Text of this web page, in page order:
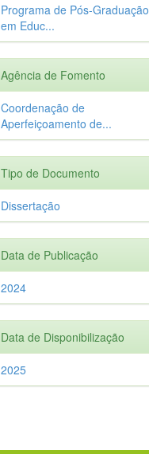
Programa de Pós-Graduação
em Educ...
Agência de Fomento
Coordenação de
Aperfeiçoamento de...
Tipo de Documento
Dissertação
Data de Publicação
2024
Data de Disponibilização
2025